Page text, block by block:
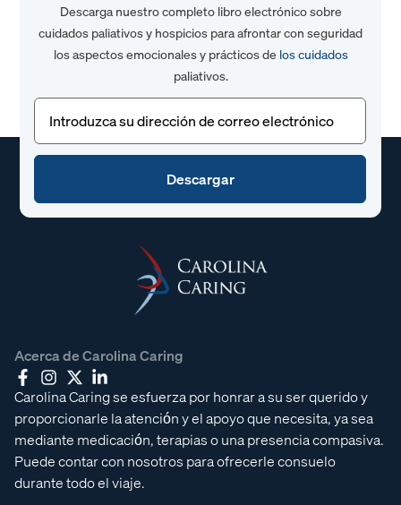
Descarga nuestro completo libro electrónico sobre
cuidados paliativos y hospicios para afrontar con seguridad
los aspectos emocionales y prácticos de los cuidados
paliativos.
Correo
electrónico(Obligatorio)
Acerca de Carolina Caring
Carolina Caring se esfuerza por honrar a su ser querido y
proporcionarle la atención y el apoyo que necesita, ya sea
mediante medicación, terapias o una presencia compasiva.
Puede contar con nosotros para ofrecerle consuelo
durante todo el viaje.